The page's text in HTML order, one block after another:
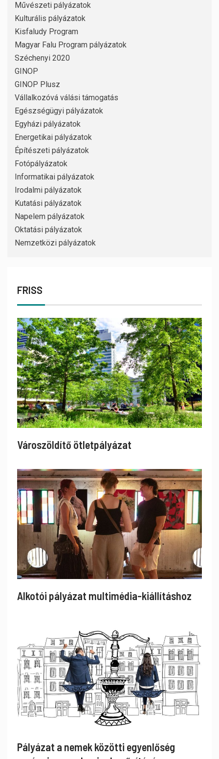
Művészeti pályázatok
Kulturális pályázatok
Kisfaludy Program
Magyar Falu Program pályázatok
Széchenyi 2020
GINOP
GINOP Plusz
Vállalkozóvá válási támogatás
Egészségügyi pályázatok
Egyházi pályázatok
Energetikai pályázatok
Építészeti pályázatok
Fotópályázatok
Informatikai pályázatok
Irodalmi pályázatok
Kutatási pályázatok
Napelem pályázatok
Oktatási pályázatok
Nemzetközi pályázatok
FRISS
Városzöldítő ötletpályázat
Alkotói pályázat multimédia-kiállításhoz
Pályázat a nemek közötti egyenlőség